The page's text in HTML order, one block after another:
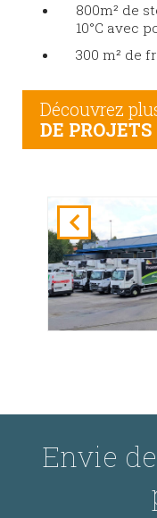
800m² de
10°C avec
300 m² de
Découvrez
DE PROJETS
Envie